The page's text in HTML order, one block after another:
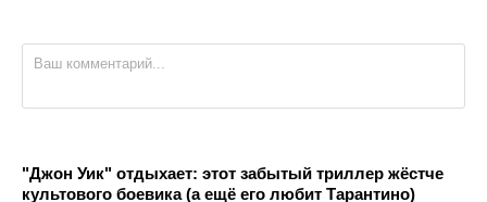
"Джон Уик" отдыхает: этот забытый триллер жёстче
культового боевика (а ещё его любит Тарантино)